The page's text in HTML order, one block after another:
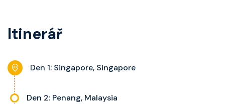
nastavitelnou klimatizaci,
noční stolky, trezor a balkon s
výhledem, velikost kajuty a balkonu
Itinerář
Den 1: Singapore, Singapore
Den 2: Penang, Malaysia